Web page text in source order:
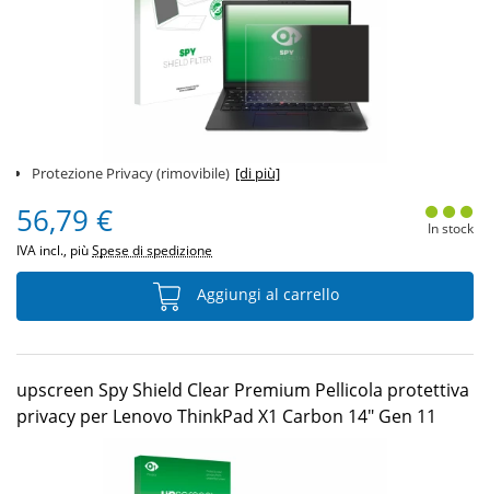
Protezione Privacy (rimovibile) [di più]
56,79 €
IVA incl., piùSpese di spedizione
In stock
Aggiungi al carrello
upscreen Spy Shield Clear Premium Pellicola protettiva
privacy per Lenovo ThinkPad X1 Carbon 14" Gen 11